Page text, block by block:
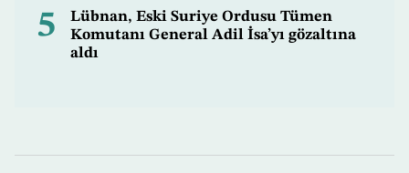
5
Lübnan, Eski Suriye Ordusu Tümen
Komutanı General Adil İsa’yı gözaltına
aldı